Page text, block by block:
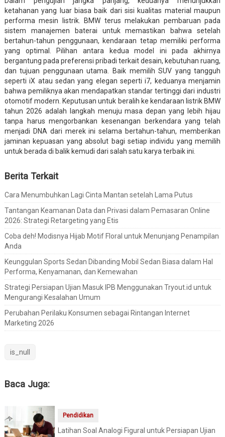
ketahanan yang luar biasa baik dari sisi kualitas material maupun
performa mesin listrik. BMW terus melakukan pembaruan pada
sistem manajemen baterai untuk memastikan bahwa setelah
bertahun-tahun penggunaan, kendaraan tetap memiliki performa
yang optimal. Pilihan antara kedua model ini pada akhirnya
bergantung pada preferensi pribadi terkait desain, kebutuhan ruang,
dan tujuan penggunaan utama. Baik memilih SUV yang tangguh
seperti iX atau sedan yang elegan seperti i7, keduanya menjamin
bahwa pemiliknya akan mendapatkan standar tertinggi dari industri
otomotif modern. Keputusan untuk beralih ke kendaraan listrik BMW
tahun 2026 adalah langkah menuju masa depan yang lebih hijau
tanpa harus mengorbankan kesenangan berkendara yang telah
menjadi DNA dari merek ini selama bertahun-tahun, memberikan
jaminan kepuasan yang absolut bagi setiap individu yang memilih
untuk berada di balik kemudi dari salah satu karya terbaik ini.
Berita Terkait
Cara Menumbuhkan Lagi Cinta Mantan setelah Lama Putus
Tantangan Keamanan Data dan Privasi dalam Pemasaran Online
2026: Strategi Retargeting yang Etis
Coba deh! Modisnya Hijab Motif Floral untuk Menunjang Penampilan
Anda
Keunggulan Sports Sedan Dibanding Mobil Sedan Biasa dalam Hal
Performa, Kenyamanan, dan Kemewahan
Strategi Persiapan Ujian Masuk IPB Menggunakan Tryout.id untuk
Mengurangi Kesalahan Umum
Perubahan Perilaku Konsumen sebagai Rintangan Internet
Marketing 2026
is_null
Baca Juga:
Pendidikan
Latihan Soal Analogi Figural untuk Persiapan Ujian